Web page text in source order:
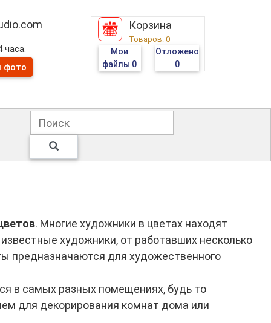
часа.
фото
Корзина
Товаров:0
Мои
файлы 0
Отложено
0
. Многие художники в цветах находят
художники, от работавших несколько
предназначаются для художественного
в самых разных помещениях, будь то
для декорирования комнат дома или